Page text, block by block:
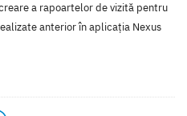
a rapoartelor de vizită pentru
anterior în aplicația Nexus